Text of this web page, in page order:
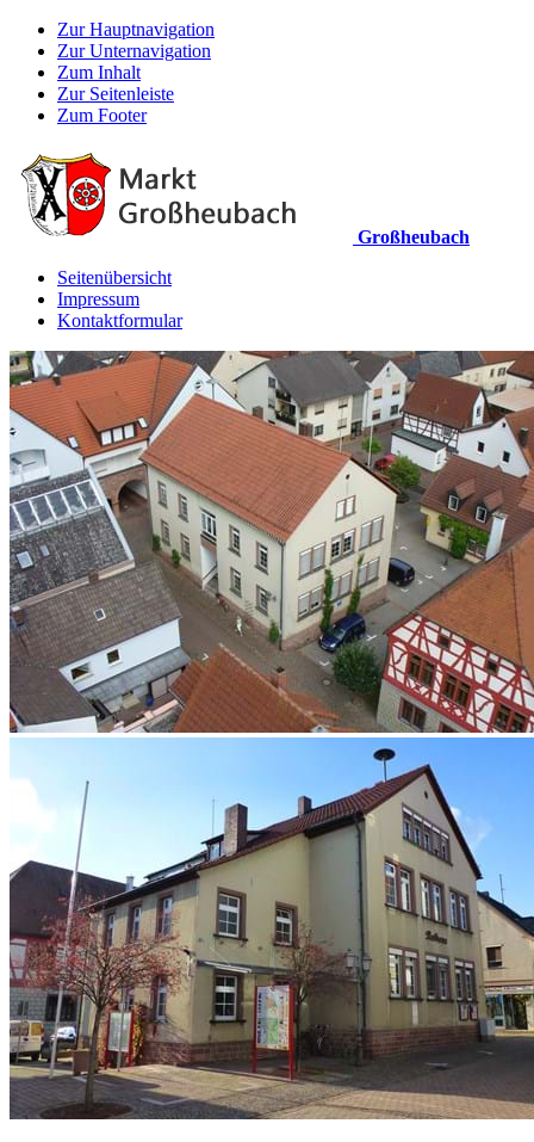
Zur Hauptnavigation
Zur Unternavigation
Zum Inhalt
Zur Seitenleiste
Zum Footer
Großheubach
Seitenübersicht
Impressum
Kontaktformular